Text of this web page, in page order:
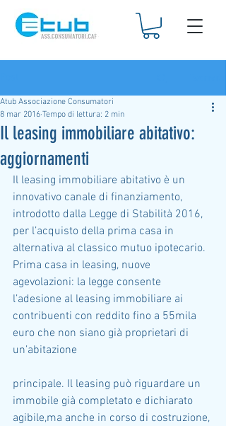
Il leasing immobiliare abitativo:
aggiornamenti
Atub Associazione Consumatori
8 mar 2016 Tempo di lettura: 2 min
Il leasing immobiliare abitativo è un
innovativo canale di finanziamento,
introdotto dalla Legge di Stabilità 2016,
per l’acquisto della prima casa in
alternativa al classico mutuo ipotecario.
Prima casa in leasing, nuove
agevolazioni: la legge consente
l’adesione al leasing immobiliare ai
contribuenti con reddito fino a 55mila
euro che non siano già proprietari di
un’abitazione
principale. Il leasing può riguardare un
immobile già completato e dichiarato
agibile,ma anche in corso di costruzione,